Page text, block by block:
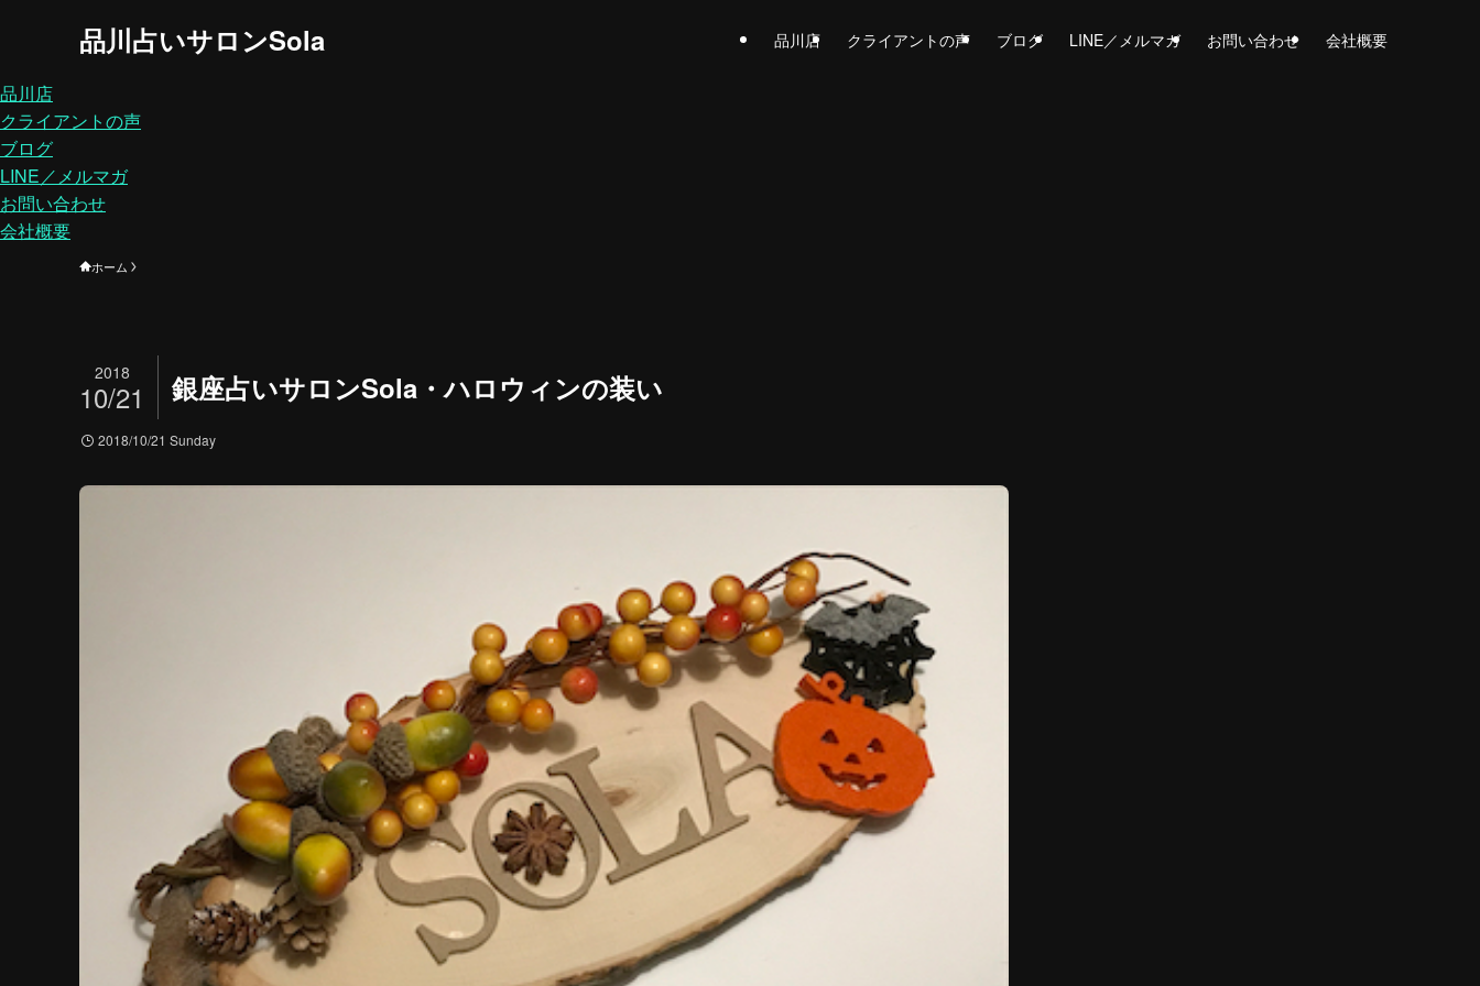
品川占いサロンSola 品川店 クライアントの声 ブログ LINE／メルマガ お問い合わせ 会社概要
品川店
クライアントの声
ブログ
LINE／メルマガ
お問い合わせ
会社概要
ホーム
銀座占いサロンSola・ハロウィンの装い
2018
10/21
2018/10/21 Sunday